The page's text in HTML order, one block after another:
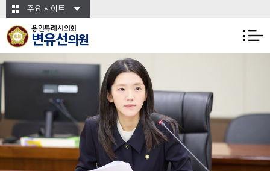
본문바로가기주요 사이트
용인특례시의회
변유선의원